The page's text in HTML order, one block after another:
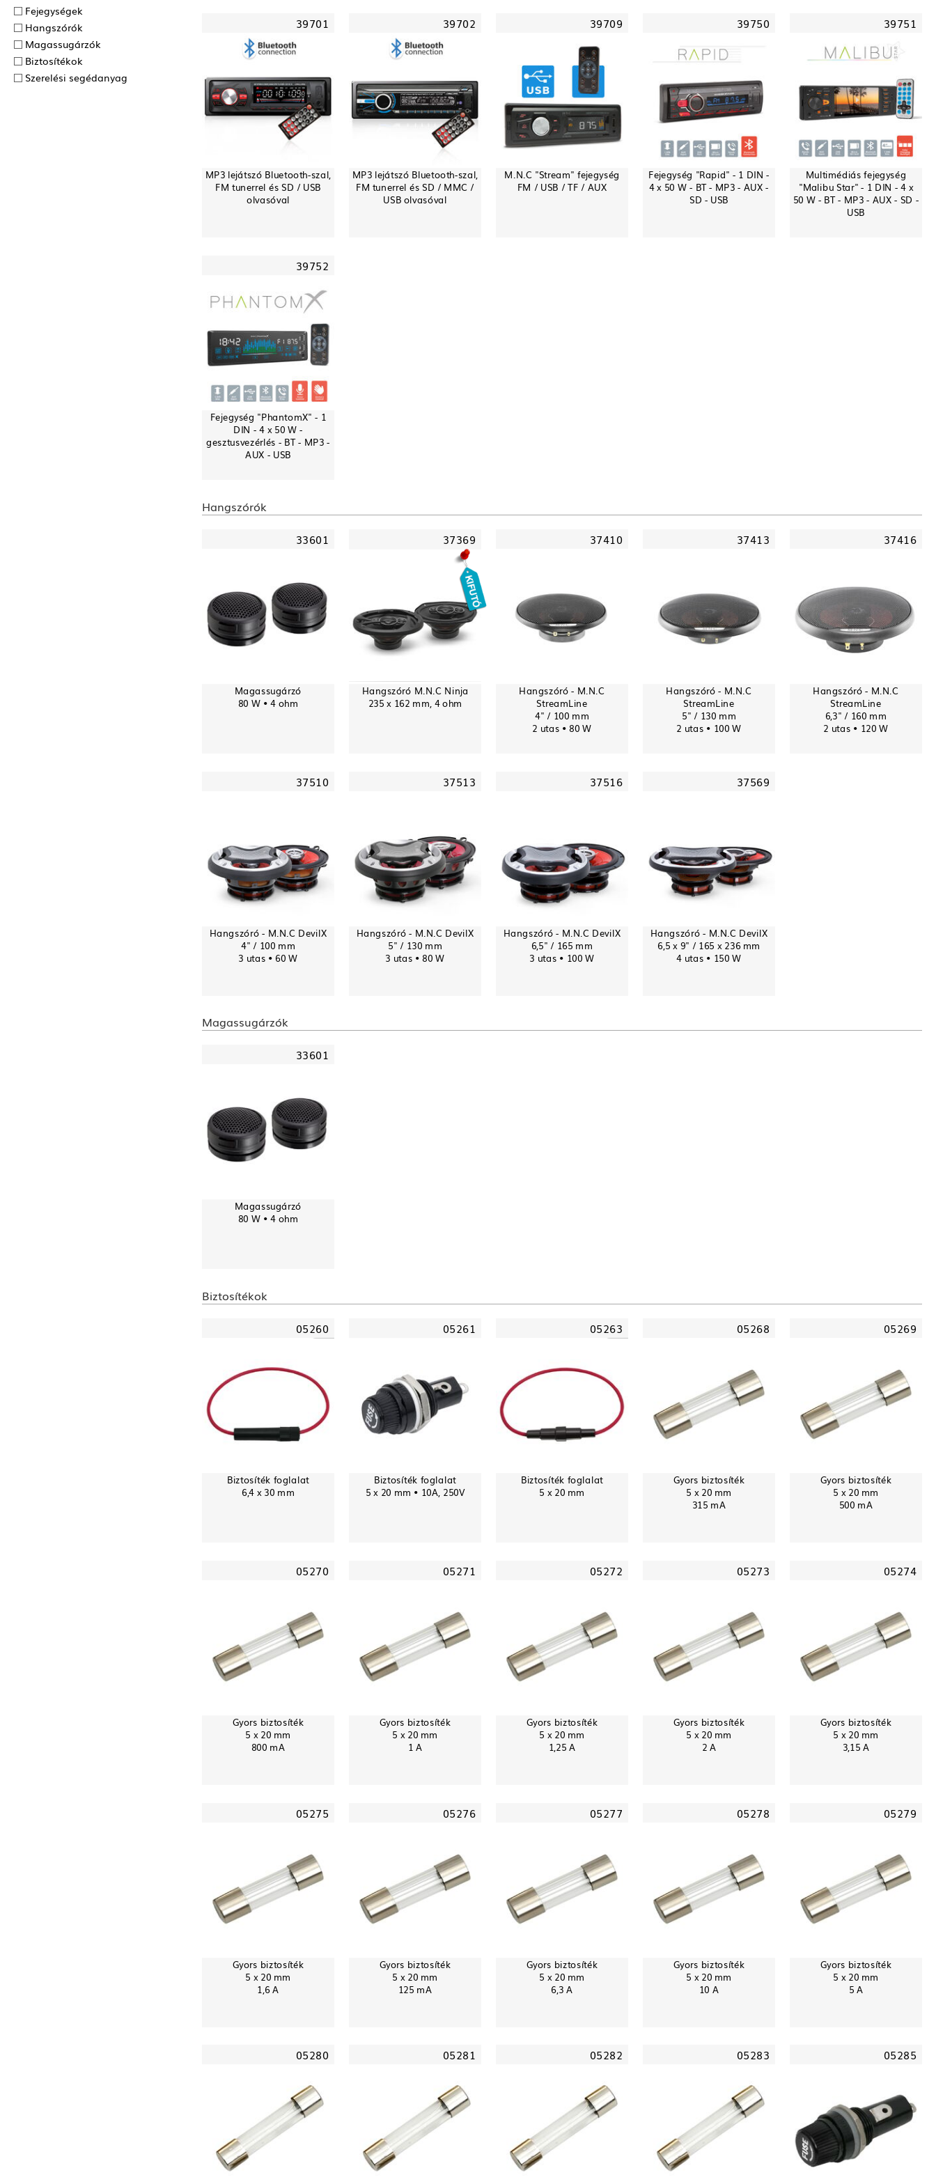
Fejegységek
Hangszórók
Magassugárzók
Biztosítékok
Szerelési segédanyag
39701
MP3 lejátszó Bluetooth-szal,
FM tunerrel és SD / USB
olvasóval
39702
MP3 lejátszó Bluetooth-szal,
FM tunerrel és SD / MMC /
USB olvasóval
39709
M.N.C "Stream" fejegység
FM / USB / TF / AUX
39750
Fejegység "Rapid" - 1 DIN -
4 x 50 W - BT - MP3 - AUX -
SD - USB
39751
Multimédiás fejegység
"Malibu Star" - 1 DIN - 4 x
50 W - BT - MP3 - AUX - SD -
USB
39752
Fejegység "PhantomX" - 1
DIN - 4 x 50 W -
gesztusvezérlés - BT - MP3 -
AUX - USB
Hangszórók
33601
Magassugárzó
80 W • 4 ohm
37369
Hangszóró M.N.C Ninja
235 x 162 mm, 4 ohm
37410
Hangszóró - M.N.C
StreamLine
4" / 100 mm
2 utas • 80 W
37413
Hangszóró - M.N.C
StreamLine
5" / 130 mm
2 utas • 100 W
37416
Hangszóró - M.N.C
StreamLine
6,3" / 160 mm
2 utas • 120 W
37510
Hangszóró - M.N.C DevilX
4" / 100 mm
3 utas • 60 W
37513
Hangszóró - M.N.C DevilX
5" / 130 mm
3 utas • 80 W
37516
Hangszóró - M.N.C DevilX
6,5" / 165 mm
3 utas • 100 W
37569
Hangszóró - M.N.C DevilX
6,5 x 9" / 165 x 236 mm
4 utas • 150 W
Magassugárzók
33601
Magassugárzó
80 W • 4 ohm
Biztosítékok
05260
Biztosíték foglalat
6,4 x 30 mm
05261
Biztosíték foglalat
5 x 20 mm • 10A, 250V
05263
Biztosíték foglalat
5 x 20 mm
05268
Gyors biztosíték
5 x 20 mm
315 mA
05269
Gyors biztosíték
5 x 20 mm
500 mA
05270
Gyors biztosíték
5 x 20 mm
800 mA
05271
Gyors biztosíték
5 x 20 mm
1 A
05272
Gyors biztosíték
5 x 20 mm
1,25 A
05273
Gyors biztosíték
5 x 20 mm
2 A
05274
Gyors biztosíték
5 x 20 mm
3,15 A
05275
Gyors biztosíték
5 x 20 mm
1,6 A
05276
Gyors biztosíték
5 x 20 mm
125 mA
05277
Gyors biztosíték
5 x 20 mm
6,3 A
05278
Gyors biztosíték
5 x 20 mm
10 A
05279
Gyors biztosíték
5 x 20 mm
5 A
05280 05281 05282 05283 05285